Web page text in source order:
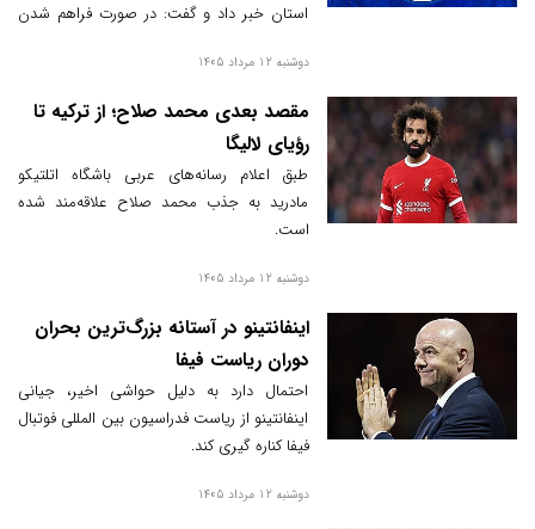
استان خبر داد و گفت: در صورت فراهم شدن
ورزشی با نام باشگاه استقلال در خراسان رضوی
دوشنبه 12 مرداد 1405
مقصد بعدی محمد صلاح؛ از ترکیه تا
رؤیای لالیگا
طبق اعلام رسانه‌های عربی باشگاه اتلتیکو
مادرید به جذب محمد صلاح علاقه‌مند شده
است.
دوشنبه 12 مرداد 1405
اینفانتینو در آستانه بزرگ‌ترین بحران
دوران ریاست فیفا
احتمال دارد به دلیل حواشی اخیر، جیانی
اینفانتینو از ریاست فدراسیون بین المللی فوتبال
فیفا کناره گیری کند.
دوشنبه 12 مرداد 1405